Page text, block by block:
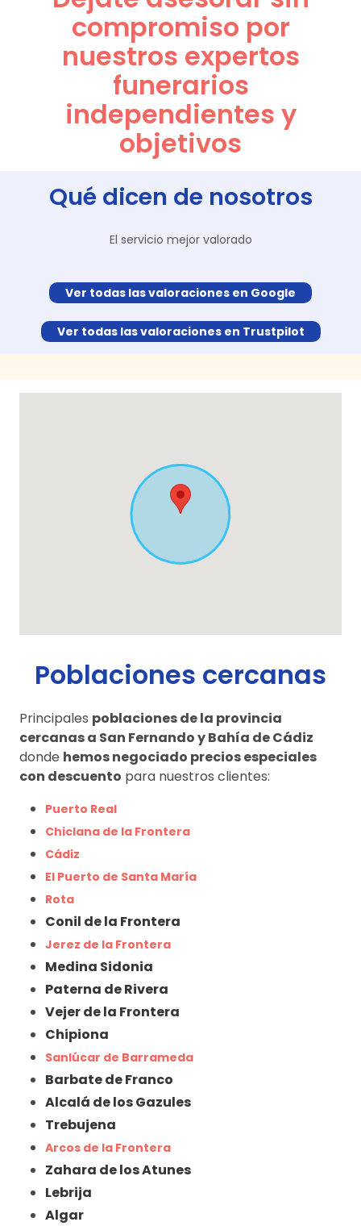
compromiso por
nuestros expertos
funerarios
independientes y
objetivos
Qué dicen de nosotros
El servicio mejor valorado
Ver todas las valoraciones en Google
Ver todas las valoraciones en Trustpilot
Poblaciones cercanas
Principales poblaciones de la provincia
cercanas a San Fernando y Bahía de Cádiz
donde hemos negociado precios especiales
con descuento para nuestros clientes:
Puerto Real
Chiclana de la Frontera
Cádiz
El Puerto de Santa María
Rota
Conil de la Frontera
Jerez de la Frontera
Medina Sidonia
Paterna de Rivera
Vejer de la Frontera
Chipiona
Sanlúcar de Barrameda
Barbate de Franco
Alcalá de los Gazules
Trebujena
Arcos de la Frontera
Zahara de los Atunes
Lebrija
Algar